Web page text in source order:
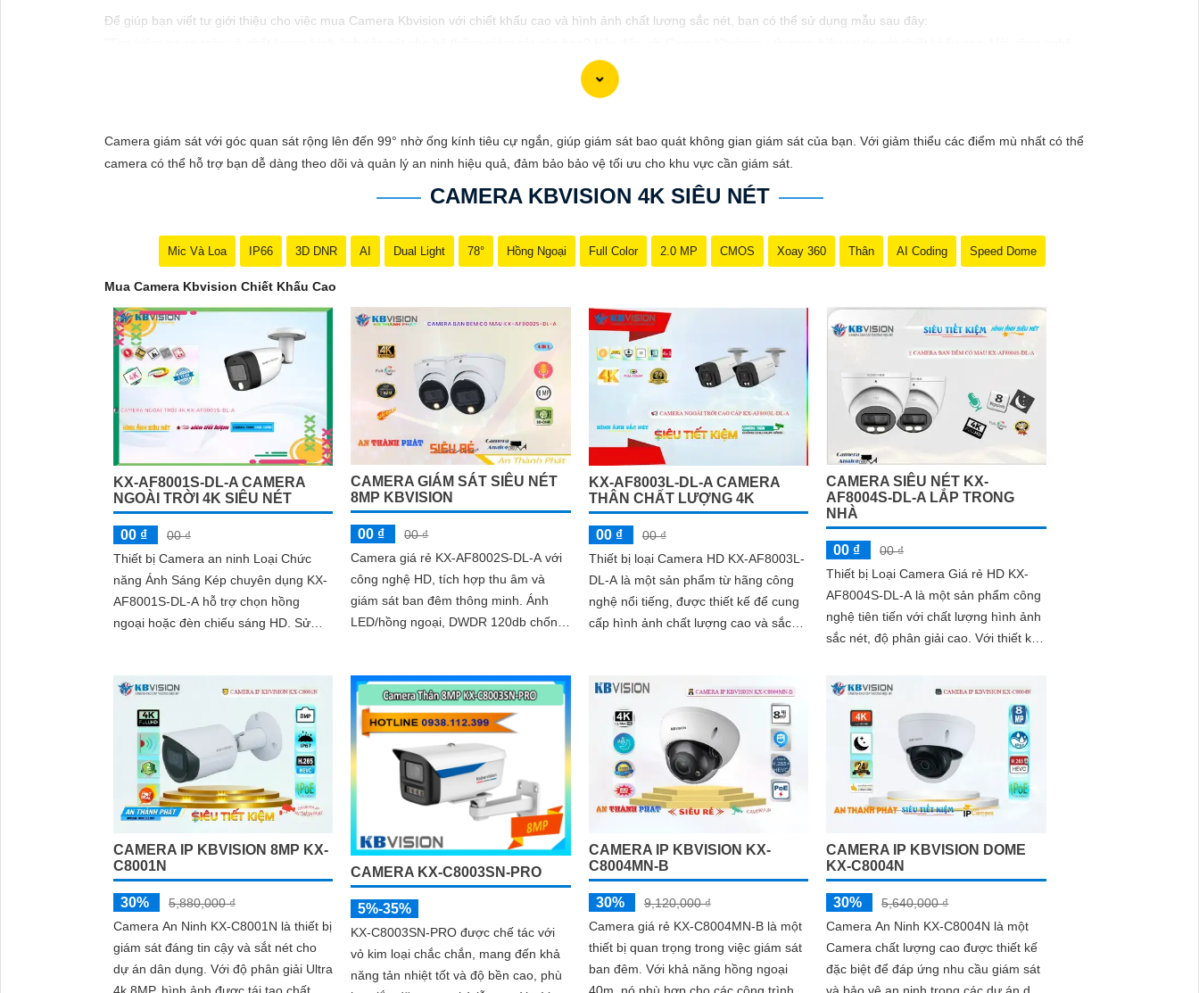
Để giúp bạn viết tư giới thiệu cho việc mua Camera Kbvision với chiết khấu cao và hình ảnh chất lượng sắc nét, bạn có thể sử dụng mẫu sau đây:
hàng đầu, Camera Kbvision mang đến cho bạn hình ảnh chất lượng cao, rõ nét và độ tin cậy cao. Đừng để bất kỳ sự cố nào xảy ra mà không có sự giám sát chuyên nghiệp.
Hãy đầu tư vào Camera Kbvision và yên tâm bảo vệ gia đình và tài sản của bạn ngay hôm nay!"
Camera giám sát với góc quan sát rộng lên đến 99° nhờ ống kính tiêu cự ngắn, giúp giám sát bao quát không gian giám sát của bạn. Với giảm thiểu các điểm mù nhất có thể
camera có thể hỗ trợ bạn dễ dàng theo dõi và quản lý an ninh hiệu quả, đảm bảo bảo vệ tối ưu cho khu vực cần giám sát.
CAMERA KBVISION 4K SIÊU NÉT
Mic Và Loa IP66 3D DNR AI Dual Light 78° Hồng Ngoại Full Color 2.0 MP CMOS Xoay 360 Thân AI Coding Speed Dome
Mua Camera Kbvision Chiết Khấu Cao
KX-AF8001S-DL-A CAMERA
NGOÀI TRỜI 4K SIÊU NÉT
00 ₫
00 ₫
Thiết bị Camera an ninh Loại Chức
năng Ánh Sáng Kép chuyên dụng KX-
AF8001S-DL-A hỗ trợ chọn hồng
ngoại hoặc đèn chiếu sáng HD. Sử
120db
CAMERA GIÁM SÁT SIÊU NÉT
8MP KBVISION
00 ₫
00 ₫
Camera giá rẻ KX-AF8002S-DL-A với
công nghệ HD, tích hợp thu âm và
giám sát ban đêm thông minh. Ánh
LED/hồng ngoại, DWDR 120db chống
KX-AF8003L-DL-A CAMERA
THÂN CHẤT LƯỢNG 4K
00 ₫
00 ₫
Thiết bị loại Camera HD KX-AF8003L-
DL-A là một sản phẩm từ hãng công
nghệ nổi tiếng, được thiết kế để cung
cấp hình ảnh chất lượng cao và sắc
CAMERA SIÊU NÉT KX-
AF8004S-DL-A LẮP TRONG
NHÀ
00 ₫
00 ₫
Thiết bị Loại Camera Giá rẻ HD KX-
AF8004S-DL-A là một sản phẩm công
nghệ tiên tiến với chất lượng hình ảnh
sắc nét, độ phân giải cao. Với thiết kế
camera này đáp ứng tốt nhu cầu giám
CAMERA IP KBVISION 8MP KX-
C8001N
30%
5,880,000 ₫
Camera An Ninh KX-C8001N là thiết bị
giám sát đáng tin cậy và sắt nét cho
dự án dân dụng. Với độ phân giải Ultra
CAMERA KX-C8003SN-PRO
5%-35%
KX-C8003SN-PRO được chế tác với
vỏ kim loại chắc chắn, mang đến khả
năng tản nhiệt tốt và độ bền cao, phù
CAMERA IP KBVISION KX-
C8004MN-B
30%
9,120,000 ₫
Camera giá rẻ KX-C8004MN-B là một
thiết bị quan trọng trong việc giám sát
ban đêm. Với khả năng hồng ngoại
CAMERA IP KBVISION DOME
KX-C8004N
30%
5,640,000 ₫
Camera An Ninh KX-C8004N là một
Camera chất lượng cao được thiết kế
đặc biệt để đáp ứng nhu cầu giám sát